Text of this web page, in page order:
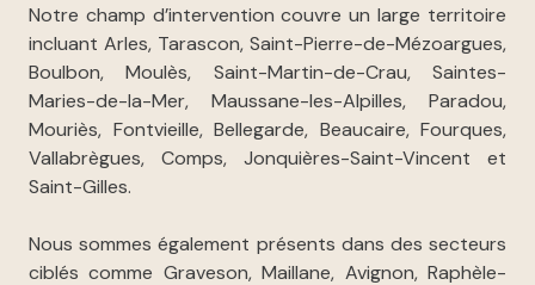
adaptées à chaque projet
Notre champ d’intervention couvre un large territoire
incluant Arles, Tarascon, Saint-Pierre-de-Mézoargues,
Boulbon, Moulès, Saint-Martin-de-Crau, Saintes-
Maries-de-la-Mer, Maussane-les-Alpilles, Paradou,
Mouriès, Fontvieille, Bellegarde, Beaucaire, Fourques,
Vallabrègues, Comps, Jonquières-Saint-Vincent et
Saint-Gilles.
Nous sommes également présents dans des secteurs
ciblés comme Graveson, Maillane, Avignon, Raphèle-